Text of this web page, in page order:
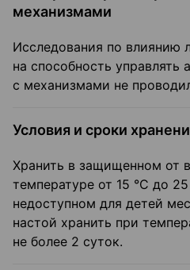
механизмами
Исследования по влиянию
на способность управлять
с механизмами не
Условия и сроки
Хранить в защищенном от
температуре от 15 °С до
недоступном для детей
настой хранить при
не более 2 суток.